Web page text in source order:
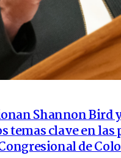
Shannon Bird
temas clave en
de